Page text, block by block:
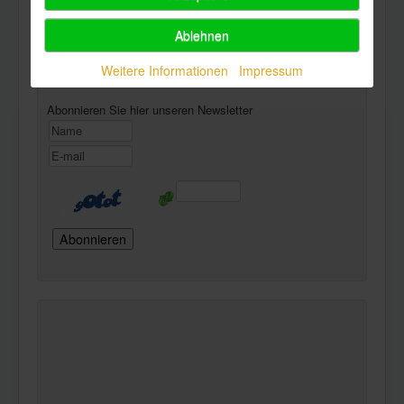
Powered by
Newsletter
Abonnieren Sie hier unseren Newsletter
Ablehnen
Weitere Informationen
Impressum